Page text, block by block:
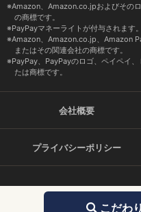
こだわ
Amazon、Amazon.co.jpおよびその
の商標です。
PayPayマネーライトが付与されます
Amazon、Amazon.co.jp、Amazon
またはその関連会社の商標です。
PayPay、PayPayのロゴ、ペイペイ
たは商標です。
会社概要
プライバシーポリシー